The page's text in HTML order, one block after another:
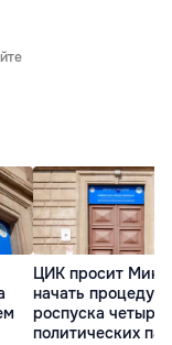
ЦИК просит
начать процедуру
роспуска четырёх
политических